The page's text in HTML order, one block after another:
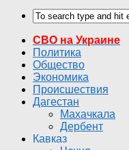
СВО на Украине
Политика
Общество
Экономика
Происшествия
Дагестан
Махачкала
Дербент
Кавказ